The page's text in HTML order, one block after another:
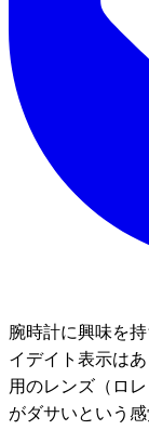
腕時計に興味を
イデイト表示は
用のレンズ（ロ
がダサいという